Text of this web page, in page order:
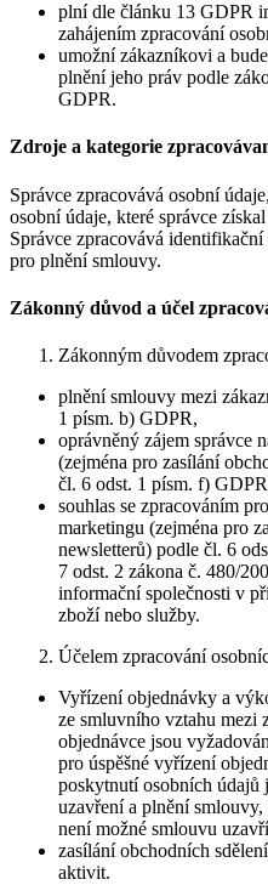
plní dle článku 13 GDPR
zahájením zpracování
umožní zákazníkovi a
plnění jeho práv podle
GDPR.
Zdroje a kategorie
Správce zpracovává osobní
osobní údaje, které správce
Správce zpracovává
pro plnění smlouvy.
Zákonný důvod a účel
Zákonným důvodem
plnění smlouvy mezi
1 písm. b) GDPR,
oprávněný zájem správce
(zejména pro zasílání
čl. 6 odst. 1 písm. f)
souhlas se zpracováním
marketingu (zejména pro
newsletterů) podle čl. 6
7 odst. 2 zákona č. 480/
informační společnosti v
zboží nebo služby.
Účelem zpracování
Vyřízení objednávky a
ze smluvního vztahu mezi
objednávce jsou
pro úspěšné vyřízení
poskytnutí osobních údajů
uzavření a plnění
není možné smlouvu
zasílání obchodních
aktivit.